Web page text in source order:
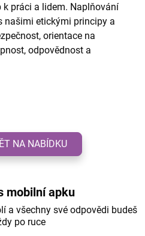
práci a lidem. Naplňování
našimi etickými principy a
orientace na
odpovědnost a
NA NABÍDKU
mobilní apku
a všechny své odpovědi budeš
po ruce